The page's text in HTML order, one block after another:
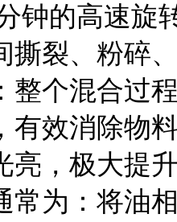
钟的高速旋
撕裂、粉碎
个混合过程
有效消除物
亮，极大提
为：将油相